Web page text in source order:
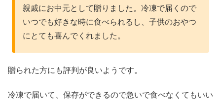
親戚にお中元として贈りました。冷凍で届くので
いつでも好きな時に食べられるし、子供のおやつ
にとても喜んでくれました。
贈られた方にも評判が良いようです。
冷凍で届いて、保存ができるので急いで食べなくてもいい